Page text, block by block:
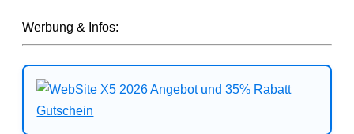
Werbung & Infos: